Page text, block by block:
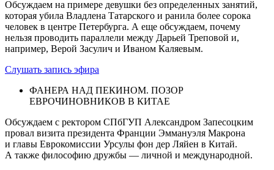
Обсуждаем на примере девушки без определенных занятий,
которая убила Владлена Татарского и ранила более сорока
человек в центре Петербурга. А еще обсуждаем, почему
нельзя проводить параллели между Дарьей Треповой и,
например, Верой Засулич и Иваном Каляевым.
Слушать запись эфира
ФАНЕРА НАД ПЕКИНОМ. ПОЗОР
ЕВРОЧИНОВНИКОВ В КИТАЕ
Обсуждаем с ректором СПбГУП Александром Запесоцким
провал визита президента Франции Эммануэля Макрона
и главы Еврокомиссии Урсулы фон дер Ляйен в Китай.
А также философию дружбы — личной и международной.